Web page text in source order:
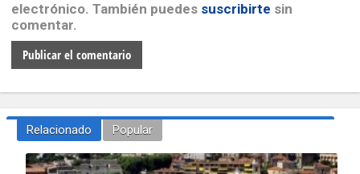
electrónico. También puedes suscribirte sin
comentar.
Relacionado Popular